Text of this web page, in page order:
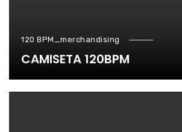
120 BPM_merchandising
CAMISETA 120BPM